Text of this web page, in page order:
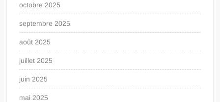
octobre 2025
septembre 2025
août 2025
juillet 2025
juin 2025
mai 2025